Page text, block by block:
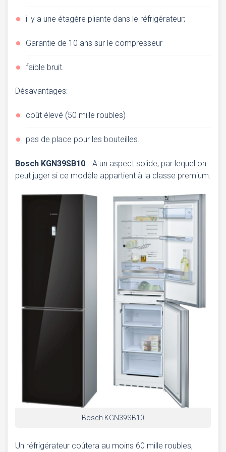
il y a une étagère pliante dans le réfrigérateur;
Garantie de 10 ans sur le compresseur
faible bruit.
Désavantages:
coût élevé (50 mille roubles)
pas de place pour les bouteilles.
Bosch KGN39SB10 –A un aspect solide, par lequel on
peut juger si ce modèle appartient à la classe premium.
Bosch KGN39SB10
Un réfrigérateur coûtera au moins 60 mille roubles,